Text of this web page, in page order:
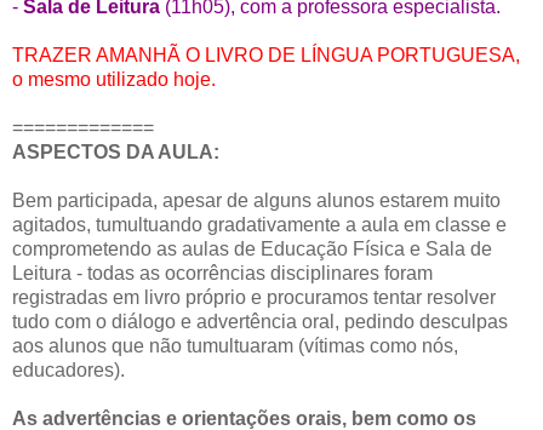
- Sala de Leitura (11h05), com a professora especialista.
TRAZER AMANHÃ O LIVRO DE LÍNGUA PORTUGUESA,
o mesmo utilizado hoje.
=============
ASPECTOS DA AULA:
Bem participada, apesar de alguns alunos estarem muito
agitados, tumultuando gradativamente a aula em classe e
comprometendo as aulas de Educação Física e Sala de
Leitura - todas as ocorrências disciplinares foram
registradas em livro próprio e procuramos tentar resolver
tudo com o diálogo e advertência oral, pedindo desculpas
aos alunos que não tumultuaram (vítimas como nós,
educadores).
As advertências e orientações orais, bem como os